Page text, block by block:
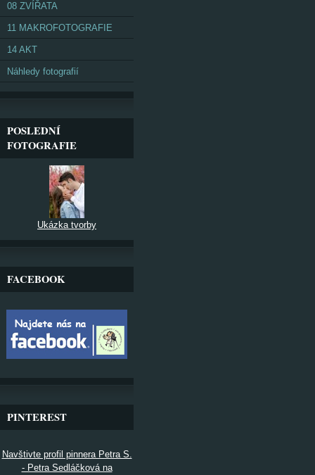
08 ZVÍŘATA
11 MAKROFOTOGRAFIE
14 AKT
Náhledy fotografií
POSLEDNÍ
FOTOGRAFIE
Ukázka tvorby
FACEBOOK
PINTEREST
Navštivte profil pinnera Petra S.
- Petra Sedláčková na